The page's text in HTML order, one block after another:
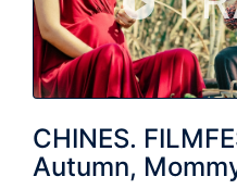
CHINES.
Autumn,